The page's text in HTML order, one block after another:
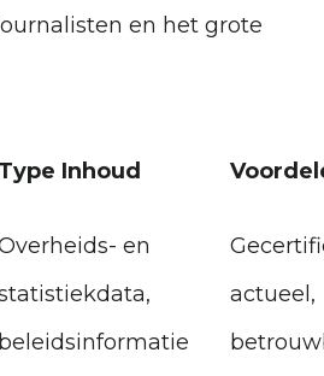
en het grote
Type Inhoud
en
beleidsinformatie
actueel,